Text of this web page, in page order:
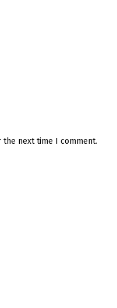
the next time I comment.